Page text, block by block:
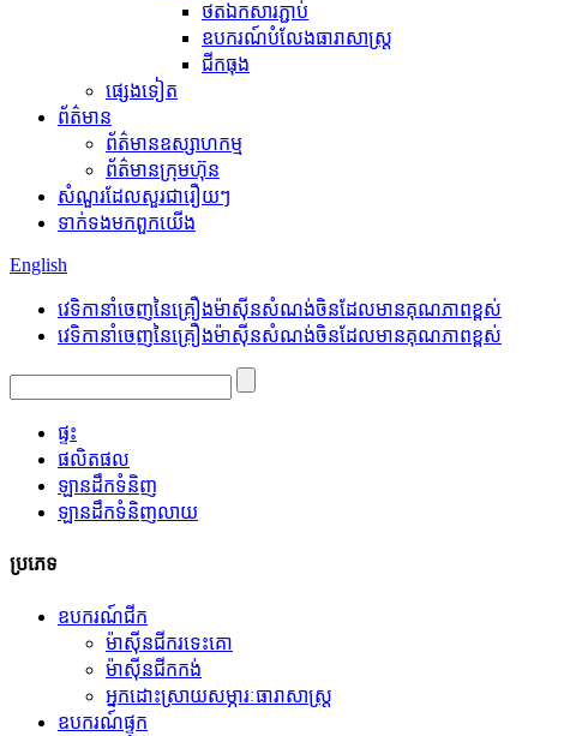
ថតឯកសារភ្ជាប់
ឧបករណ៍បំលែងធារាសាស្ត្រ
ជីកធុង
ផ្សេងទៀត
ព័ត៌មាន
ព័ត៌មានឧស្សាហកម្ម
ព័ត៌មានក្រុមហ៊ុន
សំណួរដែលសួរជារឿយៗ
ទាក់ទង​មក​ពួក​យើង
English
វេទិកានាំចេញនៃគ្រឿងម៉ាស៊ីនសំណង់ចិនដែលមានគុណភាពខ្ពស់
វេទិកានាំចេញនៃគ្រឿងម៉ាស៊ីនសំណង់ចិនដែលមានគុណភាពខ្ពស់
ផ្ទះ
ផលិតផល
ឡានដឹកទំនិញ
ឡានដឹកទំនិញលាយ
ប្រភេទ
ឧបករណ៍ជីក
ម៉ាស៊ីនជីករទេះគោ
ម៉ាស៊ីនជីកកង់
អ្នកដោះស្រាយសម្ភារៈធារាសាស្ត្រ
ឧបករណ៍ផ្ទុក